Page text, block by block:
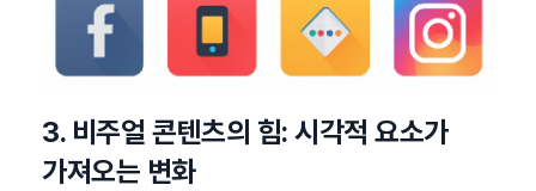
3. 비주얼 콘텐츠의 힘: 시각적 요소가
가져오는 변화